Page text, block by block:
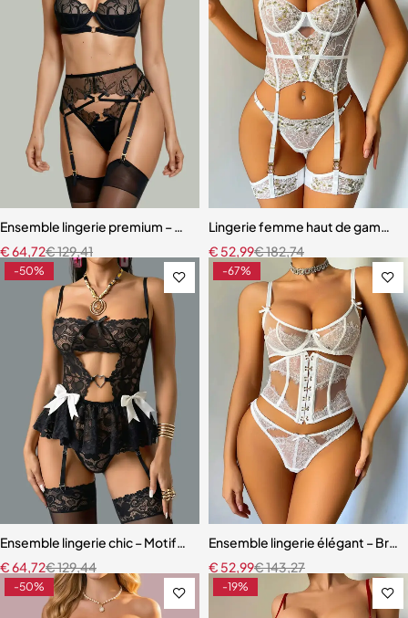
Ensemble lingerie premium – Bas, soutien-gorge et accessoires
€129,41
€64,72
Lingerie femme haut de
€182,74
€ 52,99
-50%
Ensemble lingerie chic – Motifs cœur, découpes raffinées et
€129,44
€64,72
-67%
Ensemble lingerie élégant –
€143,27
€ 52,99
-50% -19%